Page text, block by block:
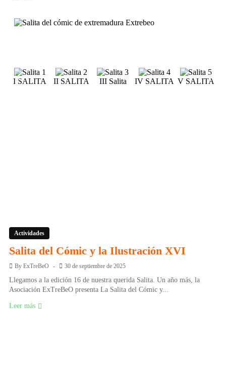
I SALITA II SALITA III Salita IV SALITA V SALITA
Actividades
Salita del Cómic y la Ilustración XVI
By ExTreBeO 30 de septiembre de 2025
Llegamos a la edición 16 de nuestra querida Salita. Un año más, la
Asociación ExTreBeO presenta La Salita del Cómic y...
Leer más